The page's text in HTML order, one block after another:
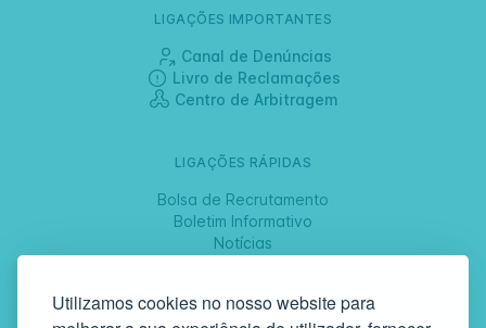
Utilizamos cookies no nosso website para
LIGAÇÕES IMPORTANTES
Canal de Denúncias
Livro de Reclamações
Centro de Arbitragem
LIGAÇÕES RÁPIDAS
Bolsa de Recrutamento
Boletim Informativo
Notícias